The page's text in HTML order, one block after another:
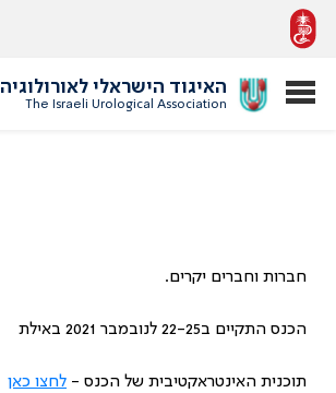
האיגוד הישראלי לאורולוגיה
The Israeli Urological Association
חברות וחברים יקרים.
הכנס התקיים ב22-25 לנובמבר 2021 באילת
תוכנית האינטראקטיבית של הכנס - לחצו כאן